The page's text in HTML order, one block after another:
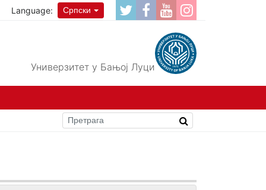
Language: Српски
Универзитет у Бањој Луци